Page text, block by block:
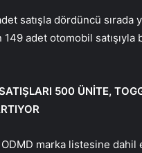
satışla dördüncü sırada
adet otomobil satışıyla
500 ÜNİTE,
ODMD marka listesine